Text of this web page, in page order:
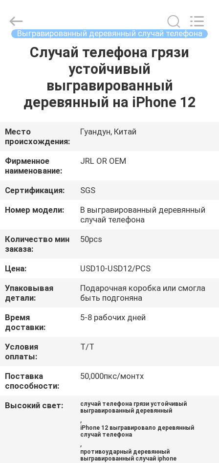
ДОМ
ТОВАРЫ
ВИДЕО
VR-
ШОУ
О
НАС
КОНТРОЛЬ
СВЯЖИТЕСЬ
С
НАМИ
НОВОСТИ
СЛУЧАИ
Technology
Выгравированный деревянный случай телефона
Случай телефона грязи
устойчивый
выгравированный
деревянный на iPhone 12
Место
происхождения:
Гуандун, Китай
Фирменное
наименование:
JRL OR OEM
Сертификация:
SGS
Номер модели:
В выгравированный деревянный
случай телефона
Количество мин
заказа:
50pcs
Цена:
USD10-USD12/PCS
Упаковывая
детали:
Подарочная коробка или смогла
быть подгоняна
Время
доставки:
5-8 рабочих дней
Условия
оплаты:
T/T
Поставка
способности:
50,000пкс/монтх
Высокий свет:
случай телефона грязи устойчивый
выгравированный деревянный
,
iPhone 12 выгравировало деревянный
случай телефона
,
противоударный деревянный
выгравированный случай iphone